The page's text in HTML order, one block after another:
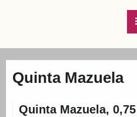
Quinta Mazuela
Quinta Mazuela, 0,75 l